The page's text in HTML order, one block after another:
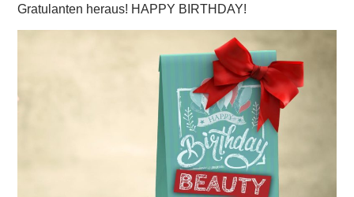
Gratulanten heraus! HAPPY BIRTHDAY!